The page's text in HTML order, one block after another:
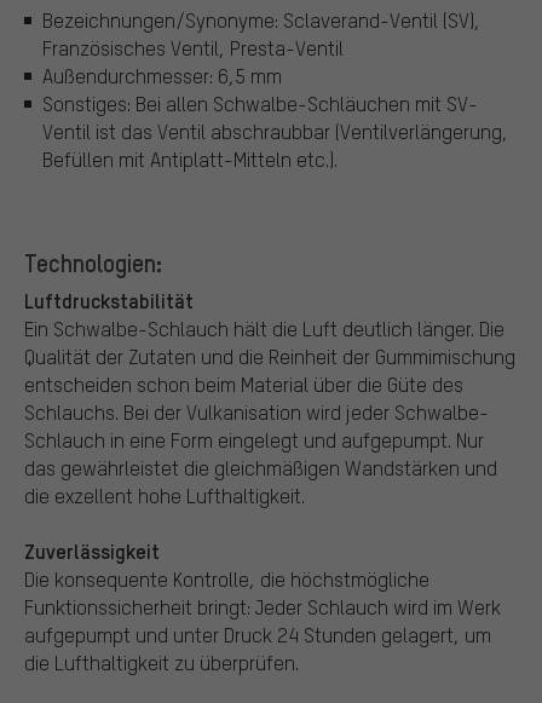
Bezeichnungen/Synonyme: Sclaverand-Ventil (SV),
Französisches Ventil, Presta-Ventil
Außendurchmesser: 6,5 mm
Sonstiges: Bei allen Schwalbe-Schläuchen mit SV-
Ventil ist das Ventil abschraubbar (Ventilverlängerung,
Befüllen mit Antiplatt-Mitteln etc.).
Technologien:
Luftdruckstabilität
Ein Schwalbe-Schlauch hält die Luft deutlich länger. Die
Qualität der Zutaten und die Reinheit der Gummimischung
entscheiden schon beim Material über die Güte des
Schlauchs. Bei der Vulkanisation wird jeder Schwalbe-
Schlauch in eine Form eingelegt und aufgepumpt. Nur
das gewährleistet die gleichmäßigen Wandstärken und
die exzellent hohe Lufthaltigkeit.
Zuverlässigkeit
Die konsequente Kontrolle, die höchstmögliche
Funktionssicherheit bringt: Jeder Schlauch wird im Werk
aufgepumpt und unter Druck 24 Stunden gelagert, um
die Lufthaltigkeit zu überprüfen.